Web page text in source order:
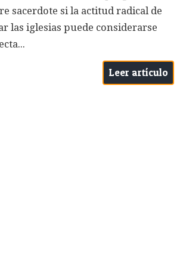
sacerdote si la actitud radical de
las iglesias puede considerarse
Leer artículo